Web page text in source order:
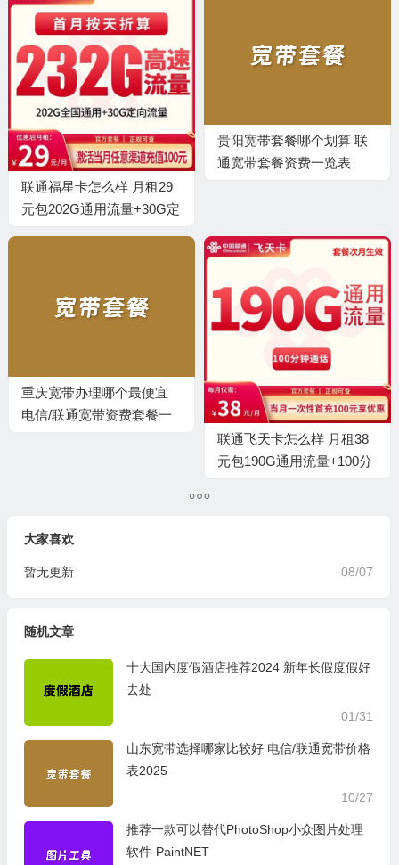
联通福星卡怎么样 月租29
元包202G通用流量+30G定
贵阳宽带套餐哪个划算 联
通宽带套餐资费一览表
重庆宽带办理哪个最便宜
电信/联通宽带资费套餐一
联通飞天卡怎么样 月租38
元包190G通用流量+100分
大家喜欢
08/07
暂无更新
随机文章
十大国内度假酒店推荐2024 新年长假度假好
去处
01/31
山东宽带选择哪家比较好 电信/联通宽带价格
表2025
10/27
推荐一款可以替代PhotoShop小众图片处理
软件-PaintNET